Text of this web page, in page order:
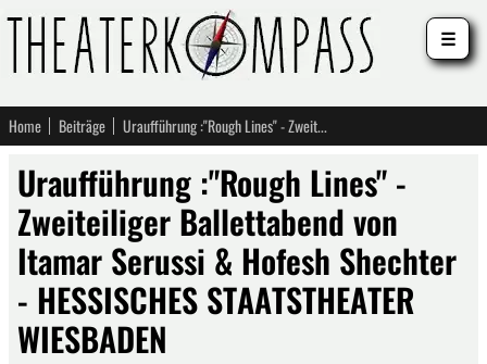
Home Beiträge Uraufführung :"Rough Lines" - Zweiteiliger Ballettabend von Itamar Serussi & Hofesh Shechter - HESSISCHES STAATSTHEATER WIESBADEN
Uraufführung :"Rough Lines" -
Zweiteiliger Ballettabend von
Itamar Serussi & Hofesh Shechter
- HESSISCHES STAATSTHEATER
WIESBADEN
☰